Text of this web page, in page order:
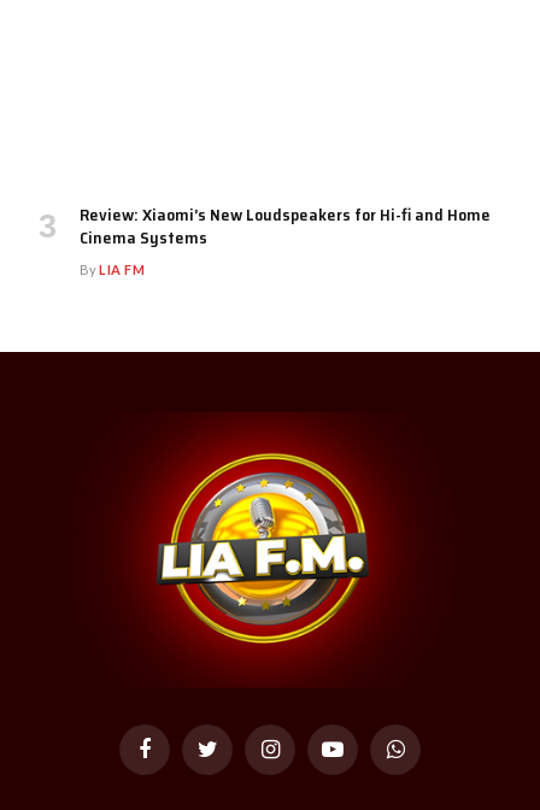
Review: Xiaomi’s New Loudspeakers for Hi-fi and Home
Cinema Systems
ByLIA FM
FacebookTwitter InstagramYouTubeWhatsApp